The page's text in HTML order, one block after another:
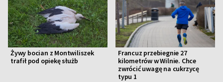
Żywy bocian z Montwiliszek
trafił pod opiekę służb
Francuz przebiegnie 27
kilometrów w Wilnie. Chce
zwrócić uwagę na cukrzycę
typu 1